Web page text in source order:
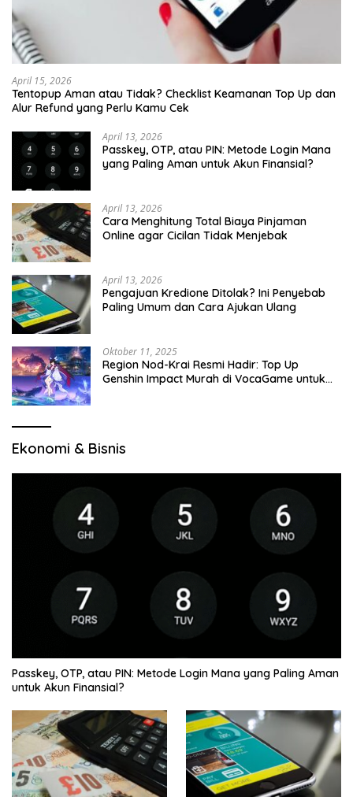
April 15, 2026
Tentopup Aman atau Tidak? Checklist Keamanan Top Up dan
Alur Refund yang Perlu Kamu Cek
April 13, 2026
Passkey, OTP, atau PIN: Metode Login Mana
yang Paling Aman untuk Akun Finansial?
April 13, 2026
Cara Menghitung Total Biaya Pinjaman
Online agar Cicilan Tidak Menjebak
April 13, 2026
Pengajuan Kredione Ditolak? Ini Penyebab
Paling Umum dan Cara Ajukan Ulang
Oktober 11, 2025
Region Nod-Krai Resmi Hadir: Top Up
Genshin Impact Murah di VocaGame untuk
Ekonomi & Bisnis
Passkey, OTP, atau PIN: Metode Login Mana yang Paling Aman
untuk Akun Finansial?